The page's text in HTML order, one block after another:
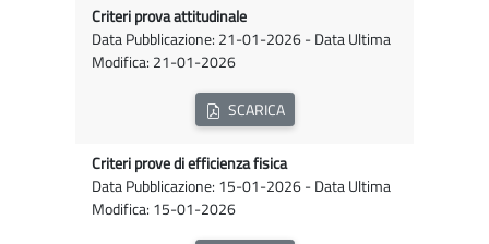
Criteri prova attitudinale
Data Pubblicazione: 21-01-2026 - Data Ultima
Modifica: 21-01-2026
SCARICA
Criteri prove di efficienza fisica
Data Pubblicazione: 15-01-2026 - Data Ultima
Modifica: 15-01-2026